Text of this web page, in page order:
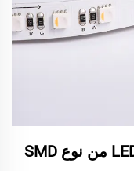
إضاءة موفرة للطاقة مع شرائح LED من نوع SMD